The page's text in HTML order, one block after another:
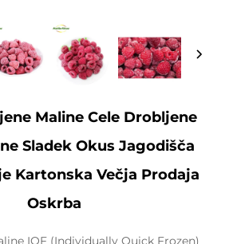
Maline Cele Drobljene
Sladek Okus Jagodišča
Kartonska Večja Prodaja
Oskrba
IQF (Individually Quick Frozen)